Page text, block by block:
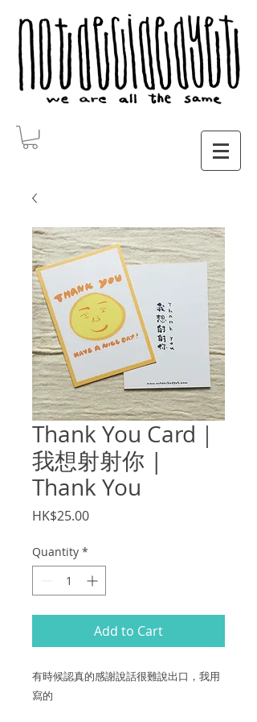
Thank You Card｜
我想射射你 |
Thank You
HK$25.00Price
Quantity *
Add to Cart
有時候認真的感謝說話很難說出口，我用
寫的